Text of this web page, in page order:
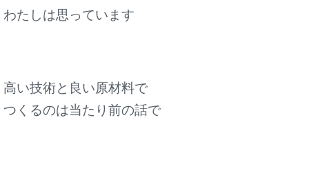
わたしは思っています
高い技術と良い原材料で
つくるのは当たり前の話で